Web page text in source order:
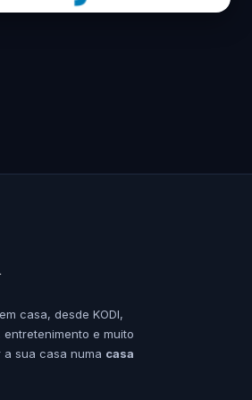
casa, desde KODI,
e muito
a sua casa numa casa